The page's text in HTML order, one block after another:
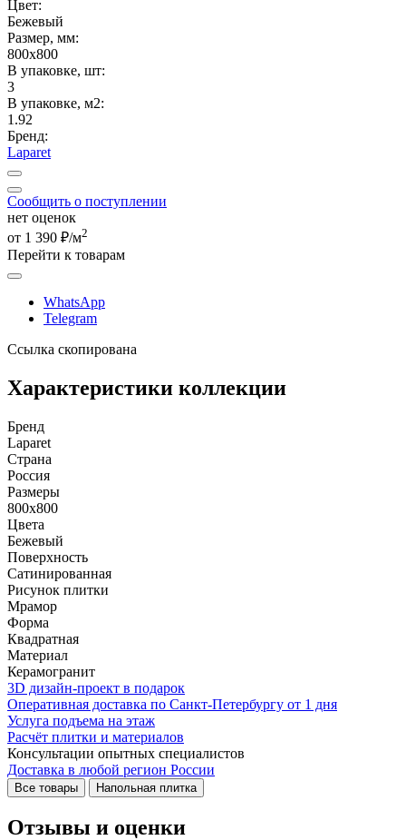
Цвет:
Бежевый
Размер, мм:
800x800
В упаковке, шт:
3
В упаковке, м2:
1.92
Бренд:
Laparet
Сообщить о поступлении
нет оценок
от 1 390 ₽/м2
Перейти к товарам
WhatsApp
Telegram
Ссылка скопирована
Характеристики коллекции
Бренд
Laparet
Страна
Россия
Размеры
800x800
Цвета
Бежевый
Поверхность
Сатинированная
Рисунок плитки
Мрамор
Форма
Квадратная
Материал
Керамогранит
3D дизайн-проект в подарок
Оперативная доставка по Санкт-Петербургу от 1 дня
Услуга подъема на этаж
Расчёт плитки и материалов
Консультации опытных специалистов
Доставка в любой регион России
Все товары Напольная плитка
Отзывы и оценки